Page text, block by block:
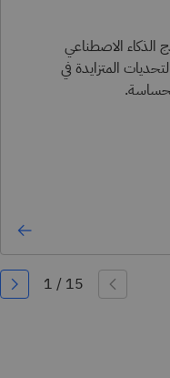
الذكاء الاصطناعي
المتزايدة في